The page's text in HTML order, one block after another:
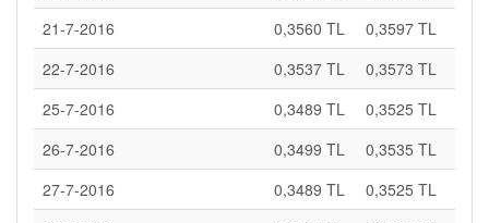
21-7-2016
0,3560 TL
0,3597 TL
22-7-2016
0,3537 TL
0,3573 TL
25-7-2016
0,3489 TL
0,3525 TL
26-7-2016
0,3499 TL
0,3535 TL
27-7-2016
0,3489 TL
0,3525 TL